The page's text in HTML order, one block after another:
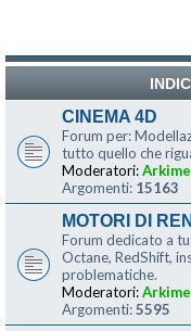
CINEMA 4D
Forum per:
tutto quello che
Moderatori:
Argomenti: 15163
MOTORI DI
Forum dedicato a
Octane, RedShift,
problematiche.
Moderatori:
Argomenti:5595